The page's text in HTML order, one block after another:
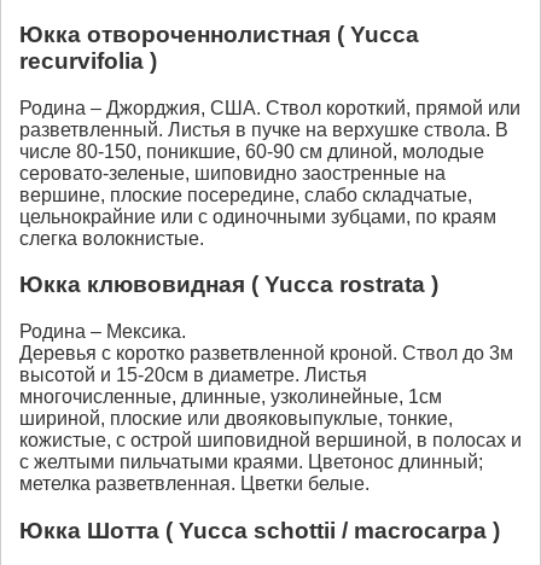
Юкка отвороченнолистная ( Yucca
recurvifolia )
Родина – Джорджия, США. Ствол короткий, прямой или
разветвленный. Листья в пучке на верхушке ствола. В
числе 80-150, поникшие, 60-90 см длиной, молодые
серовато-зеленые, шиповидно заостренные на
вершине, плоские посередине, слабо складчатые,
цельнокрайние или с одиночными зубцами, по краям
слегка волокнистые.
Юкка клювовидная ( Yucca rostrata )
Родина – Мексика.
Деревья с коротко разветвленной кроной. Ствол до 3м
высотой и 15-20см в диаметре. Листья
многочисленные, длинные, узколинейные, 1см
шириной, плоские или двояковыпуклые, тонкие,
кожистые, с острой шиповидной вершиной, в полосах и
с желтыми пильчатыми краями. Цветонос длинный;
метелка разветвленная. Цветки белые.
Юкка Шотта ( Yucca schottii / macrocarpa )